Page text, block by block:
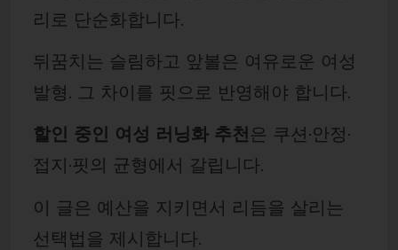
리로 단순화합니다.
뒤꿈치는 슬림하고 앞볼은 여유로운 여성
발형. 그 차이를 핏으로 반영해야 합니다.
할인 중인 여성 러닝화 추천은 쿠션·안정·
접지·핏의 균형에서 갈립니다.
이 글은 예산을 지키면서 리듬을 살리는
선택법을 제시합니다.